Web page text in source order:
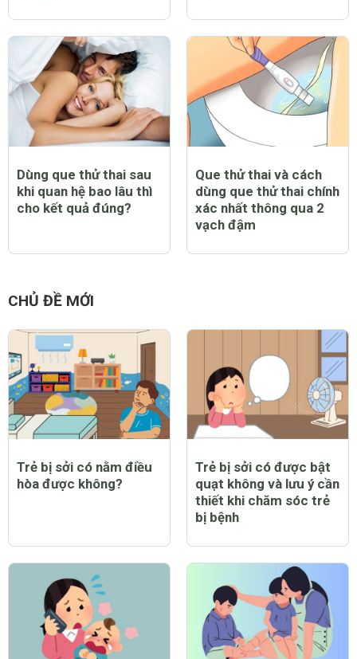
Dùng que thử thai sau
khi quan hệ bao lâu thì
cho kết quả đúng?
Que thử thai và cách
dùng que thử thai chính
xác nhất thông qua 2
vạch đậm
CHỦ ĐỀ MỚI
Trẻ bị sởi có nằm điều
hòa được không?
Trẻ bị sởi có được bật
quạt không và lưu ý cần
thiết khi chăm sóc trẻ
bị bệnh